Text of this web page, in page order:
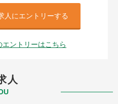
人にエントリーする
ントリーはこちら
人